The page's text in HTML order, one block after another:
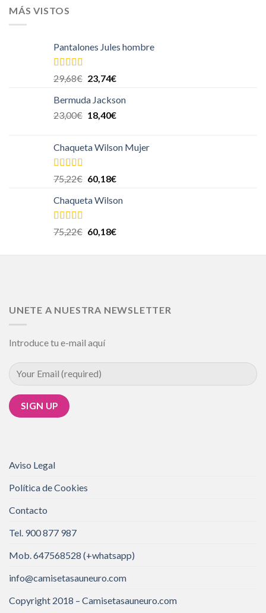
MÁS VISTOS
Pantalones Jules hombre
Valorado en
5.00
29,68€ 23,74€
Bermuda Jackson
23,00€ 18,40€
Chaqueta Wilson Mujer
Valorado en
5.00
75,22€ 60,18€
Chaqueta Wilson
Valorado en
5.00
75,22€ 60,18€
UNETE A NUESTRA NEWSLETTER
Introduce tu e-mail aquí
Aviso Legal
Política de Cookies
Contacto
Tel. 900 877 987
Mob. 647568528 (+whatsapp)
info@camisetasauneuro.com
Copyright 2018 – Camisetasauneuro.com